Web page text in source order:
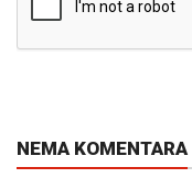
NEMA KOMENTARA